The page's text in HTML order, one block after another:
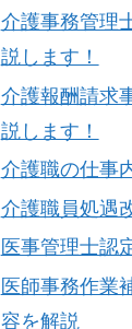
介護事務管理
説します！
介護報酬請求
説します！
介護職の仕事
介護職員処遇
医事管理士認
医師事務作業
容を解説